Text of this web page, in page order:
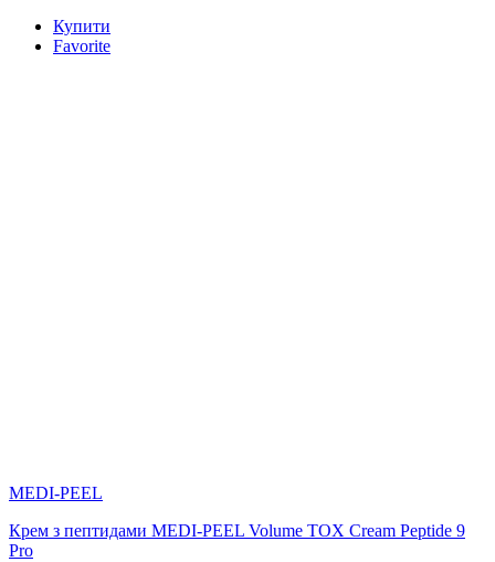
Купити
Favorite
MEDI-PEEL
Крем з пептидами MEDI-PEEL Volume TOX Cream Peptide 9
Pro